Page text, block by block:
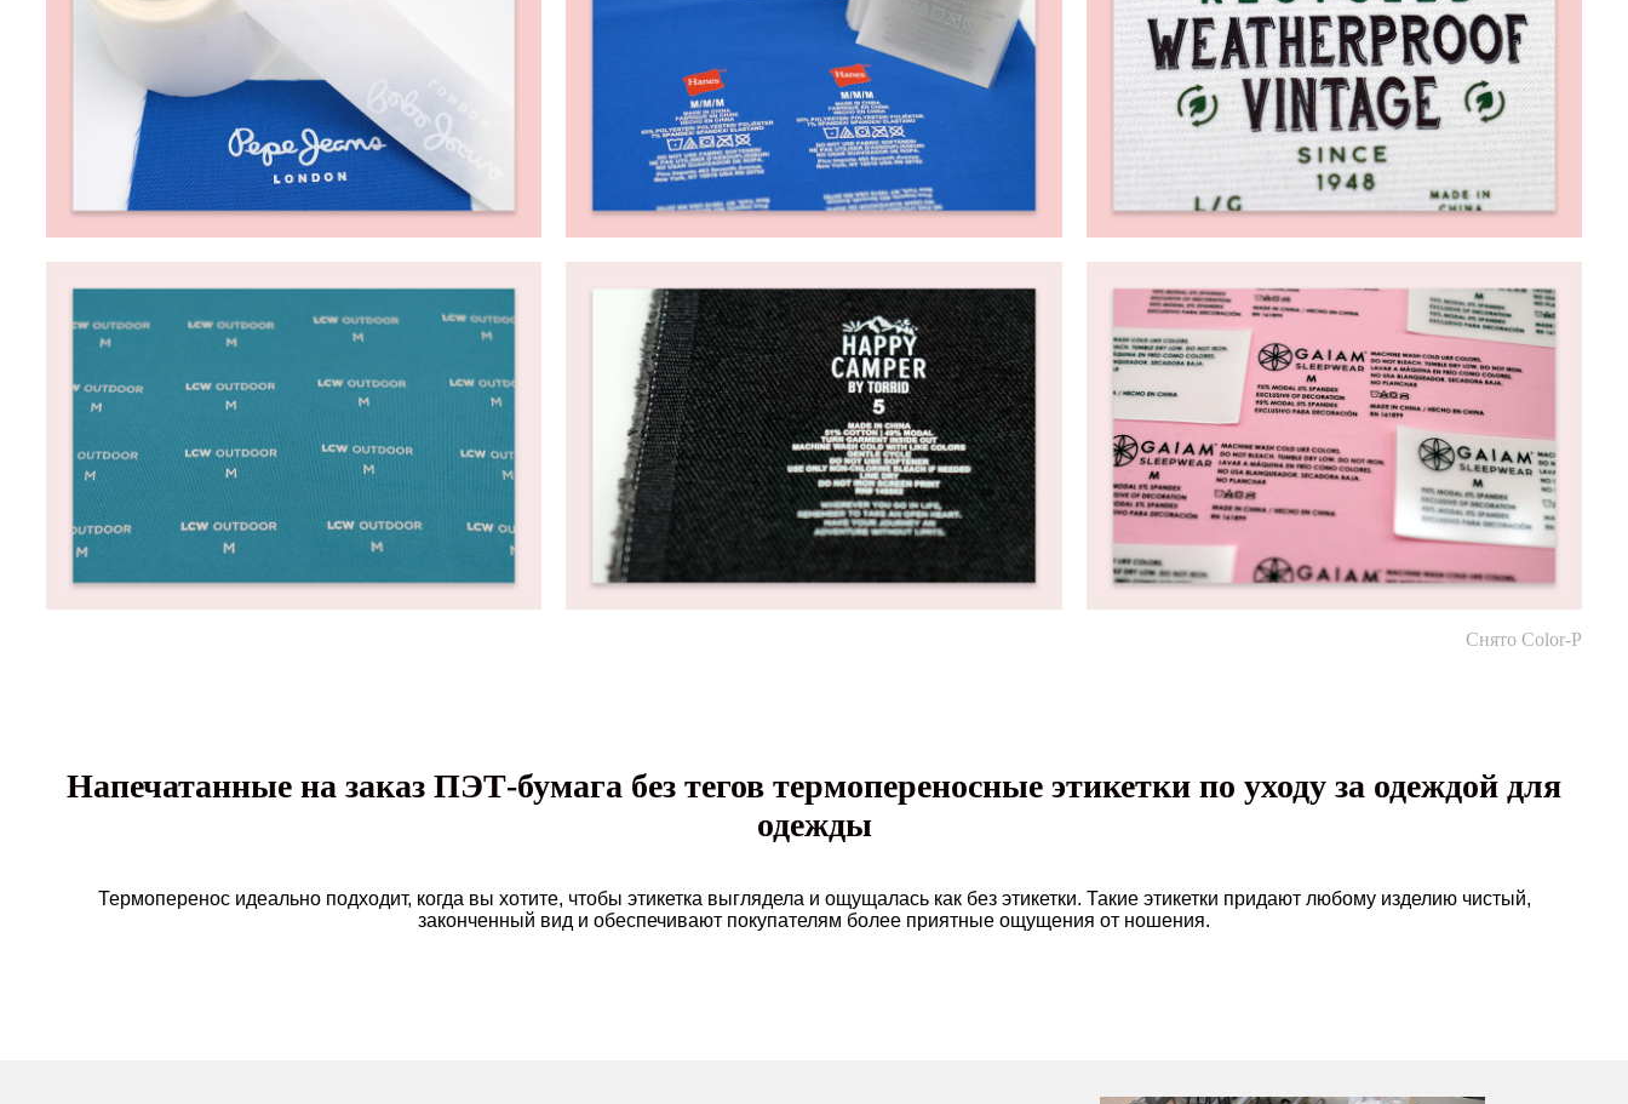
Снято Color-P
Напечатанные на заказ ПЭТ-бумага без тегов термопереносные этикетки по уходу за одеждой для
одежды
Термоперенос идеально подходит, когда вы хотите, чтобы этикетка выглядела и ощущалась как без этикетки. Такие этикетки придают любому изделию чистый,
законченный вид и обеспечивают покупателям более приятные ощущения от ношения.